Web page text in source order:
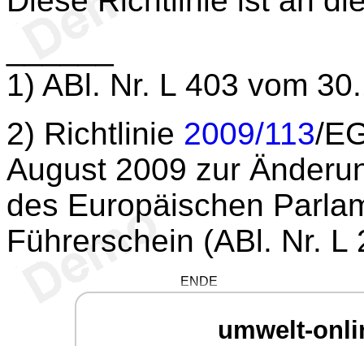
1) ABl. Nr. L 403 vom
2) Richtlinie 2009/113/
August 2009 zur
des Europäischen
Führerschein (ABl. Nr.
ENDE
umwelt-